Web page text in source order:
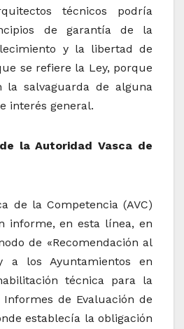
técnicos podría
de garantía de la
y la libertad de
se refiere la Ley, porque
la salvaguarda de alguna
interés general.
la Autoridad Vasca de
de la Competencia (AVC)
informe, en esta línea, en
de «Recomendación al
a los Ayuntamientos en
técnica para la
de Evaluación de
establecía la obligación